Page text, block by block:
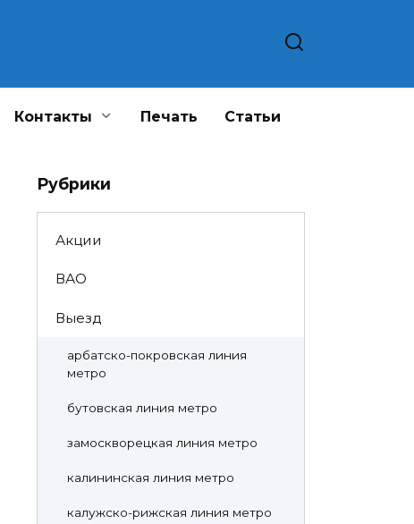
Контакты Печать Статьи
Рубрики
Акции
ВАО
Выезд
арбатско-покровская линия
метро
бутовская линия метро
замоскворецкая линия метро
калининская линия метро
калужско-рижская линия метро